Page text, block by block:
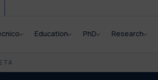
Education PhD Research
TA